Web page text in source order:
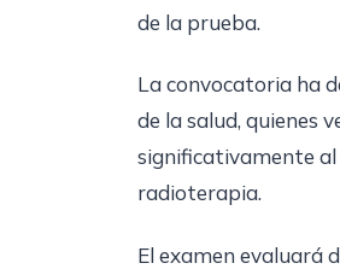
de la prueba.
La convocatoria ha
de la salud, quienes
significativamente
radioterapia.
El examen evaluará